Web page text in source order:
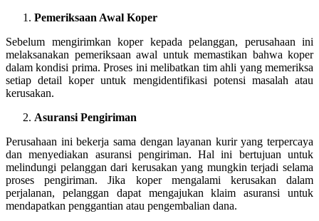
Pemeriksaan Awal Koper
Sebelum mengirimkan koper kepada pelanggan, perusahaan ini
melaksanakan pemeriksaan awal untuk memastikan bahwa koper
dalam kondisi prima. Proses ini melibatkan tim ahli yang memeriksa
setiap detail koper untuk mengidentifikasi potensi masalah atau
kerusakan.
Asuransi Pengiriman
Perusahaan ini bekerja sama dengan layanan kurir yang terpercaya
dan menyediakan asuransi pengiriman. Hal ini bertujuan untuk
melindungi pelanggan dari kerusakan yang mungkin terjadi selama
proses pengiriman. Jika koper mengalami kerusakan dalam
perjalanan, pelanggan dapat mengajukan klaim asuransi untuk
mendapatkan penggantian atau pengembalian dana.